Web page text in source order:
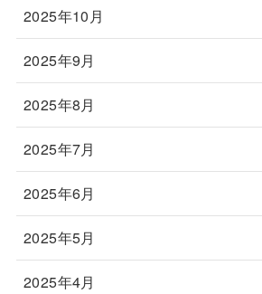
2025年10月
2025年9月
2025年8月
2025年7月
2025年6月
2025年5月
2025年4月